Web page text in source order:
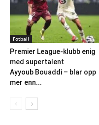
Fotball
Premier League-klubb enig
med supertalent
Ayyoub Bouaddi – blar opp
mer enn...